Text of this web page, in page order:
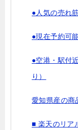
●人気の売れ
●現在予約可
●空港・駅付
り）
愛知県産の商
■ 楽天のリア